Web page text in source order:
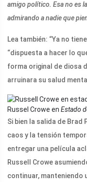
amigo político. Esa no es
admirando a nadie que
Lea también: “Ya no
“dispuesta a hacer lo
forma original de diosa
arruinara su salud mental
Russel Crowe en Estado
Si bien la salida de Brad
caos y la tensión
entregar una película
Russell Crowe
continuar, manteniendo